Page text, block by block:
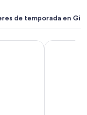
de temporada en
B&B